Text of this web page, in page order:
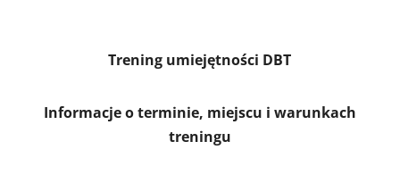
Trening umiejętności DBT
Informacje o terminie, miejscu i warunkach
treningu